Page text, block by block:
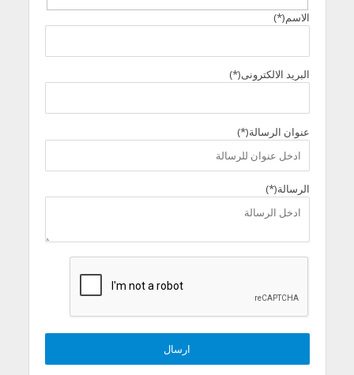
الاسم(*)
البريد الالكترونى(*)
عنوان الرسالة(*)
الرسالة(*)